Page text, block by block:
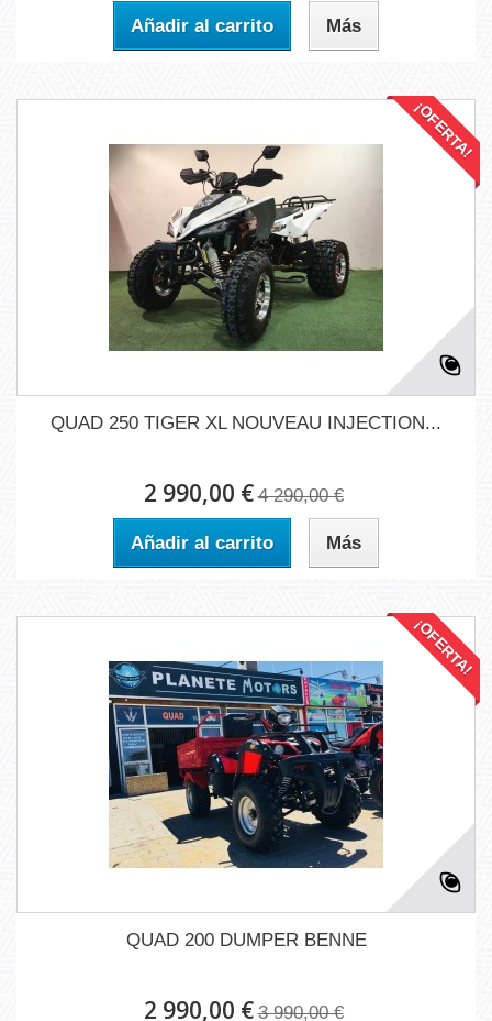
Añadir al carrito Más
¡OFERTA!
QUAD 250 TIGER XL NOUVEAU INJECTION...
2 990,00 € 4 290,00 €
Añadir al carrito Más
¡OFERTA!
QUAD 200 DUMPER BENNE
2 990,00 € 3 990,00 €